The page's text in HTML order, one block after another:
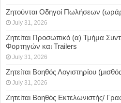
Ζητούνται Οδηγοί Πωλήσεων
July 31, 2026
Ζητείται Προσωπικό (α) Τμήμα
Φορτηγών και Trailers
July 31, 2026
Ζητείται Βοηθός Λογιστηρίου
July 31, 2026
Ζητείται Βοηθός Εκτελωνιστής/